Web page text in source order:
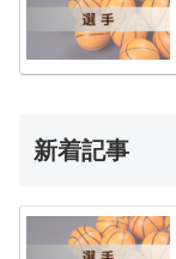
新着記事